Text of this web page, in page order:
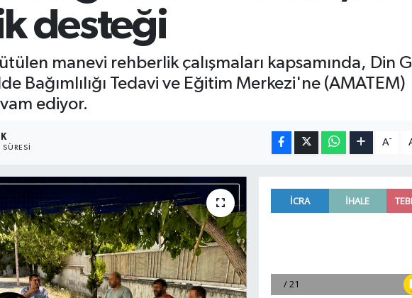
desteği
manevi rehberlik çalışmaları kapsamında, Din
Bağımlılığı Tedavi ve Eğitim Merkezi'ne (AMATEM)
ediyor.
A-